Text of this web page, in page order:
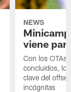
NEWS
viene
Con los OTAs
concluidos,
clave del
incógnitas